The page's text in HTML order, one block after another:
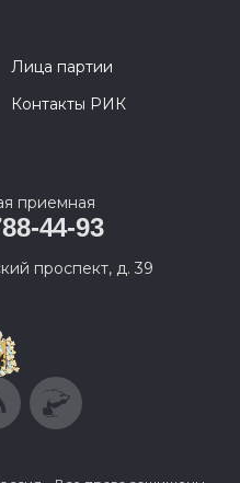
Лица партии
Контакты РИК
приемная
44-93
проспект, д. 39